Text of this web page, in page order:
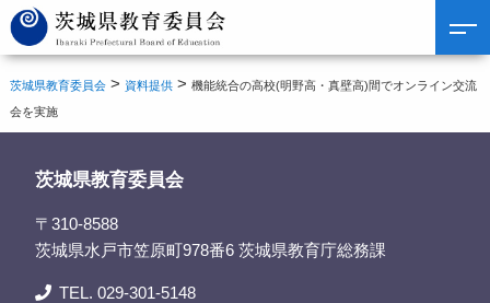
茨城県教育委員会 > 資料提供 >機能統合の高校(明野高・真壁高)間でオンライン交流
会を実施
茨城県教育委員会
〒310-8588
茨城県水戸市笠原町978番6 茨城県教育庁総務課
TEL. 029-301-5148